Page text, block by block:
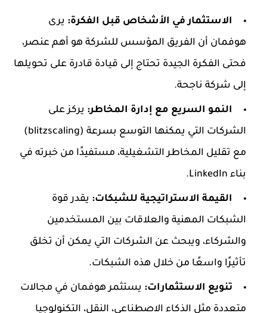
الاستثمار في الأشخاص قبل الفكرة: يرى
هوفمان أن الفريق المؤسس للشركة هو أهم عنصر،
فحتى الفكرة الجيدة تحتاج إلى قيادة قادرة على تحويلها
إلى شركة ناجحة.
النمو السريع مع إدارة المخاطر: يركز على
الشركات التي يمكنها التوسع بسرعة (blitzscaling)
مع تقليل المخاطر التشغيلية، مستفيدًا من خبرته في
بناء LinkedIn.
القيمة الاستراتيجية للشبكات: يقدر قوة
الشبكات المهنية والعلاقات بين المستخدمين
والشركاء، ويبحث عن الشركات التي يمكن أن تخلق
تأثيرًا واسعًا من خلال هذه الشبكات.
تنويع الاستثمارات: يستثمر هوفمان في مجالات
متعددة مثل الذكاء الاصطناعي، النقل، التكنولوجيا